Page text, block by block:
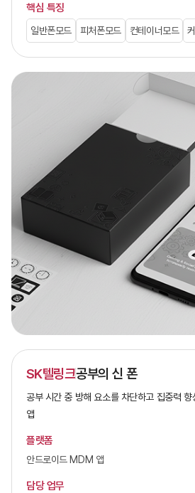
핵심 특징
일반폰모드 피처폰모드 컨테이너모드
SK텔링크공부의 신 폰
공부 시간 중 방해 요소를 차단하고 집중력 향
앱
플랫폼
안드로이드 MDM 앱
담당 업무